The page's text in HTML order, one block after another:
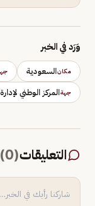
وَرَد في الخبر
مكانالسعودية
جهةالمركز الوطني
التعليقات(
0
)